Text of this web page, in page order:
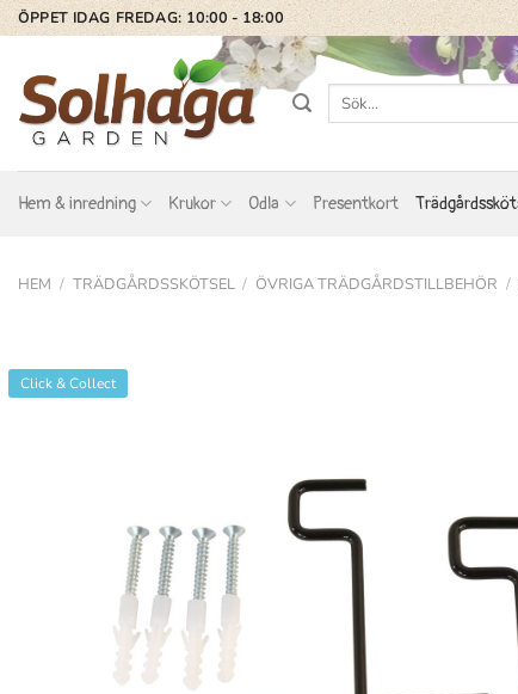
Skip
to
content
ÖPPET IDAG FREDAG: 10:00 - 18:00
Sök
Hem & inredning Krukor Odla Presentkort
HEM / TRÄDGÅRDSSKÖTSEL / ÖVRIGA TRÄDGÅRDSTILLBEHÖR /
Click & Collect